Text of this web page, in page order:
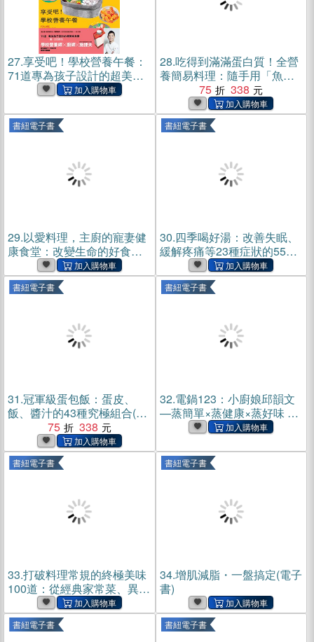
27.享受吧！學校營養午餐：
71道專為孩子設計的超美味
食譜(電子書)
28.吃得到滿滿蛋白質！全營
養簡易料理：隨手用「魚肉
蛋奶豆」就能做，147種高效
吸收、促進肌肉生長的美味
組合(電子書)
75 338
書紐電子書
29.以愛料理，主廚的寵妻健
康食堂：改變生命的好食慾
元氣菜譜(電子書)
書紐電子書
30.四季喝好湯：改善失眠、
緩解疼痛等23種症狀的55道
暖心湯(電子書)
書紐電子書
31.冠軍級蛋包飯：蛋皮、
飯、醬汁的43種究極組合(電
75 338
書紐電子書
32.電鍋123：小廚娘邱韻文
—蒸簡單×蒸健康×蒸好味 真
的只要3步驟，100道無油煙
書紐電子書
33.打破料理常規的終極美味
100道：從經典家常菜、異國
料理、晚酌必備到甜點輕
食，超實用創意食譜全收錄
(電子書)
書紐電子書
34.增肌減脂・一盤搞定(電子
書)
書紐電子書 書紐電子書